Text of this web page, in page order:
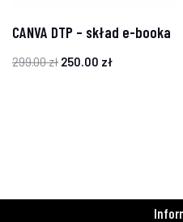
CANVA DTP – skład e-booka
299.00zł 250.00 zł